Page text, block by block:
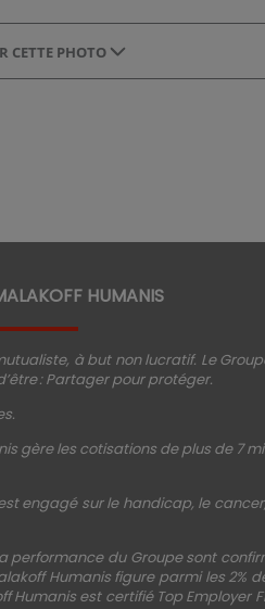
CETTE PHOTO
HUMANIS
à but non lucratif. Le
: Partager pour protéger.
les cotisations de plus de 7
engagé sur le handicap, le
performance du Groupe sont
Humanis figure parmi les 2%
Humanis est certifié Top